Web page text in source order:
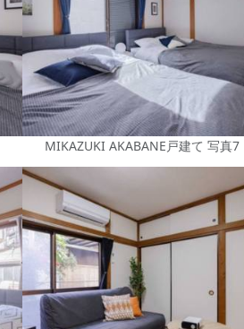
MIKAZUKI AKABANE戸建て 写真7